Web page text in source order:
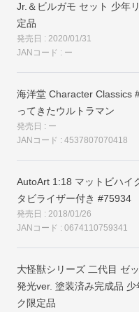
Jr.＆ビルガモ セット 少年
定品
発売日 : 2020/01/31
JANコード : ー
海洋堂 Character Classics
ってきたウルトラマン
発売日 : ー
JANコード : 4537807070418
AutoArt 1:18 マットビハイ
タビライザー付き #75934
発売日 : 2018/01/26
JANコード : 0674110759341
大怪獣シリーズ 二代目 ゼ
発光ver. 塗装済み完成品 少
ク限定品